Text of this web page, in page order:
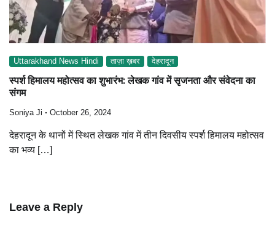
Uttarakhand News Hindi ताज़ा ख़बर देहरादून
स्पर्श हिमालय महोत्सव का शुभारंभ: लेखक गांव में सृजनता और संवेदना का
संगम
Soniya Ji October 26, 2024
देहरादून के थानों में स्थित लेखक गांव में तीन दिवसीय स्पर्श हिमालय महोत्सव
का भव्य […]
Leave a Reply